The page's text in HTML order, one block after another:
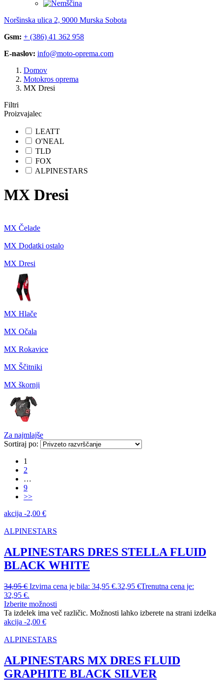
Noršinska ulica 2, 9000 Murska Sobota
Gsm: + (386) 41 362 958
E-naslov: info@moto-oprema.com
Domov
Motokros oprema
MX Dresi
Filtri
Proizvajalec
LEATT
O'NEAL
TLD
FOX
ALPINESTARS
MX Dresi
MX Čelade
MX Dodatki ostalo
MX Dresi
MX Hlače
MX Očala
MX Rokavice
MX Ščitniki
MX škornji
Za najmlajše
Sortiraj po:
1
2
…
9
>>
akcija -2,00 €
ALPINESTARS
ALPINESTARS DRES STELLA FLUID
BLACK WHITE
34,95€ Izvirna cena je bila: 34,95 €.32,95 €Trenutna cena je:
32,95 €.
Izberite možnosti
Ta izdelek ima več različic. Možnosti lahko izberete na strani izdelka
akcija -2,00 €
ALPINESTARS
ALPINESTARS MX DRES FLUID
GRAPHITE BLACK SILVER